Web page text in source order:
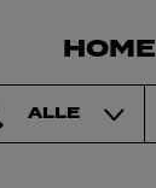
HOME
ALLE